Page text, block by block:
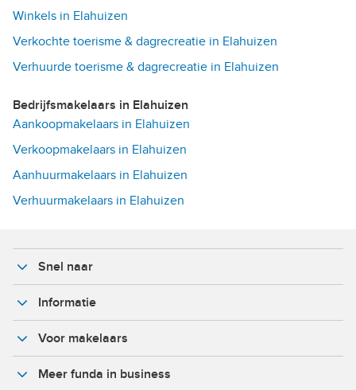
Winkels in Elahuizen
Verkochte toerisme & dagrecreatie in Elahuizen
Verhuurde toerisme & dagrecreatie in Elahuizen
Bedrijfsmakelaars in Elahuizen
Aankoopmakelaars in Elahuizen
Verkoopmakelaars in Elahuizen
Aanhuurmakelaars in Elahuizen
Verhuurmakelaars in Elahuizen
Snel naar
Informatie
Voor makelaars
Meer funda in business